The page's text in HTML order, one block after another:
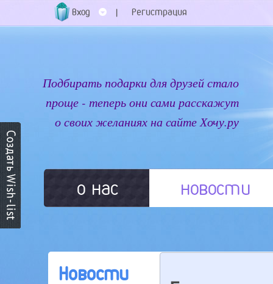
Вход | Регистрация
Подбирать подарки для друзей стало
проще - теперь они сами расскажут
о своих желаниях на сайте Хочу.ру
о нас новости
Новости